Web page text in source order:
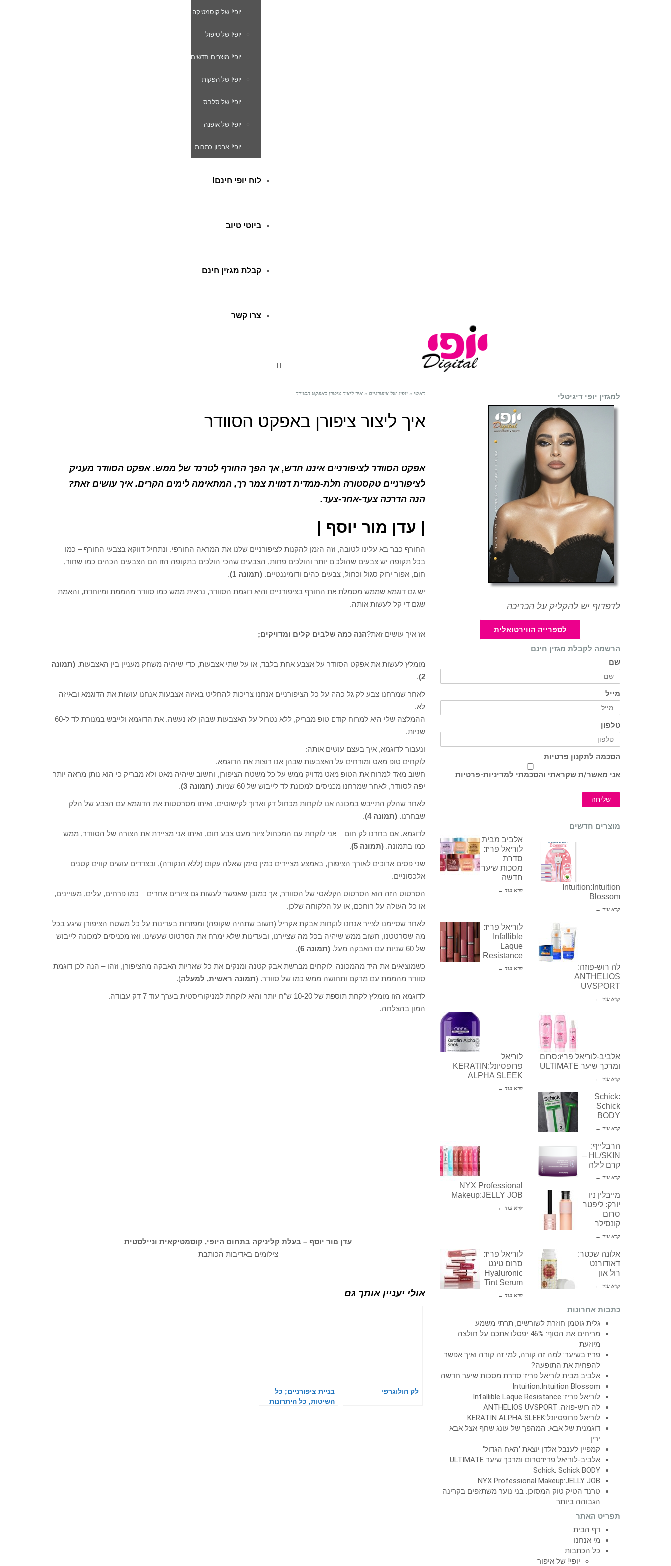
יופי! של קוסמטיקה
יופי! של טיפול
יופי! מוצרים חדשים
יופי! של הפקות
יופי! של סלבס
יופי! של אופנה
יופי! ארכיון כתבות
לוח יופי חינם!
ביוטי טיוב
קבלת מגזין חינם
צרו קשר
ראשי » יופי! של ציפורניים » איך ליצור ציפורן באפקט הסוודר
איך ליצור ציפורן באפקט הסוודר
אפקט הסוודר לציפורניים איננו חדש, אך הפך החורף לטרנד של ממש. אפקט הסוודר מעניק
לציפורניים טקסטורה תלת-ממדית דמוית צמר רך, המתאימה לימים הקרים. איך עושים זאת?
הנה הדרכה צעד-אחר-צעד.
| עדן מור יוסף |
החורף כבר בא עלינו לטובה, וזה הזמן להקנות לציפורניים שלנו את המראה החורפי. ונתחיל דווקא בצבעי החורף – כמו
בכל תקופה יש צבעים שהולכים יותר והולכים פחות, הצבעים שהכי הולכים בתקופה הזו הם הצבעים הכהים כמו שחור,
חום, אפור ירוק סגול וכחול, צבעים כהים ודומיננטיים. (תמונה 1) .
יש גם דוגמא שממש מסמלת את החורף בציפורניים והיא דוגמת הסוודר, נראית ממש כמו סוודר מהממת ומיוחדת, והאמת
שגם די קל לעשות אותה.
אז איך עושים זאת?הנה כמה שלבים קלים ומדויקים;
מומלץ לעשות את אפקט הסוודר על אצבע אחת בלבד, או על שתי אצבעות, כדי שיהיה משחק מעניין בין האצבעות. (תמונה
2)
.
לאחר שמרחנו צבע לק גל כהה על כל הציפורניים אנחנו צריכות להחליט באיזה אצבעות אנחנו עושות את הדוגמא ובאיזה
לא.
ההמלצה שלי היא למרוח קודם טופ מבריק, ללא נטרול על האצבעות שבהן לא נעשה. את הדוגמא ולייבש במנורת לד ל-60
שניות.
ונעבור לדוגמא, איך בעצם עושים אותה:
לוקחים טופ מאט ומורחים על האצבעות שבהן אנו רוצות את הדוגמא.
חשוב מאד למרוח את הטופ מאט מדויק ממש על כל משטח הציפורן, וחשוב שיהיה מאט ולא מבריק כי הוא נותן מראה יותר
יפה לסוודר, לאחר שמרחנו מכניסים למכונת לד לייבוש של 60 שניות.
(תמונה 3) .
לאחר שהלק התייבש במכונה אנו לוקחות מכחול דק וארוך לקישוטים, ואיתו מסרטטות את הדוגמא עם הצבע של הלק
שבחרנו. (תמונה 4) .
לדוגמא, אם בחרנו לק חום – אני לוקחת עם המכחול ציור מעט צבע חום, ואיתו אני מציירת את הצורה של הסוודר, ממש
כמו בתמונה. (תמונה 5) .
שני פסים ארוכים לאורך הציפורן, באמצע מציירים כמין סימן שאלה עקום (ללא הנקודה), ובצדדים עושים קווים קטנים
אלכסוניים.
הסרטוט הזה הוא הסרטוט הקלאסי של הסוודר, אך כמובן שאפשר לעשות גם ציורים אחרים – כמו פרחים, עלים, מעויינים,
או כל העולה על רוחכם, או על הלקוחה שלכן.
לאחר שסיימנו לצייר אנחנו לוקחות אבקת אקריל (חשוב שתהיה שקופה) ומפזרות בעדינות על כל משטח הציפורן שיגע בכל
מה שסרטטנו, חשוב ממש שיהיה בכל מה שציירנו, ובעדינות שלא ימרח את הסרטוט שעשינו. ואז מכניסים למכונה לייבוש
של 60 שניות עם האבקה מעל.
(תמונה 6) .
כשמוציאים את היד מהמכונה, לוקחים מברשת אבק קטנה ומנקים את כל שאריות האבקה מהציפורן, וזהו – הנה לכן דוגמת
סוודר מהממת עם מרקם ותחושה ממש כמו של סוודר. (תמונה ראשית, למעלה).
לדוגמא הזו מומלץ לקחת תוספת של 10-20 ש"ח יותר והיא לוקחת למניקוריסטית בערך עוד 7 דק עבודה.
המון בהצלחה.
עדן מור יוסף – בעלת קליניקה בתחום היופי, קוסמטיקאית וניילסטית
צילומים באדיבות הכותבת
אולי יעניין אותך גם
לק הולוגרפי
בניית ציפורניים; כל
השיטות, כל היתרונות
למגזין יופי דיגיטלי
לדפדוף יש להקליק על הכריכה
לספרייה הווירטואלית
הרשמה לקבלת מגזין חינם
שם
מייל
טלפון
הסכמה לתקנון פרטיות
אני מאשר/ת שקראתי והסכמתי למדיניות-פרטיות
שליחה
מוצרים חדשים
אלביב מבית
לוריאל פריז:
סדרת
מסכות שיער
חדשה
קרא עוד ←
Intuition:Intuition
Blossom
קרא עוד ←
לוריאל פריז:
Infallible
Laque
Resistance
קרא עוד ←
לה רוש-פוזה:
ANTHELIOS
UVSPORT
קרא עוד ←
לוריאל
פרופסיונל:KERATIN
ALPHA SLEEK
קרא עוד ←
אלביב-לוריאל פריז:סרום
ומרכך שיער ULTIMATE
קרא עוד ←
Schick:
Schick
BODY
קרא עוד ←
NYX Professional
Makeup:JELLY JOB
קרא עוד ←
הרבלייף:
HL/SKIN –
קרם לילה
קרא עוד ←
מייבלין ניו
יורק: ליפטר
סרום
קונסילר
קרא עוד ←
לוריאל פריז:
סרום טינט
Hyaluronic
Tint Serum
קרא עוד ←
אלונה שכטר:
דאודורנט
רול און
קרא עוד ←
כתבות אחרונות
גלית גוטמן חוזרת לשורשים, תרתי משמע
מריחים את הסוף: 46% יפסלו אתכם על חולצה
מיוזעת
פריז בשיער: למה זה קורה, למי זה קורה ואיך אפשר
להפחית את התופעה?
אלביב מבית לוריאל פריז: סדרת מסכות שיער חדשה
Intuition:Intuition Blossom
לוריאל פריז: Infallible Laque Resistance
לה רוש-פוזה: ANTHELIOS UVSPORT
לוריאל פרופסיונל:KERATIN ALPHA SLEEK
דוגמנית של אבא: המהפך של עונג שחף אצל אבא
ירין
קמפיין לענבל אלדן יוצאת 'האח הגדול'
אלביב-לוריאל פריז:סרום ומרכך שיער ULTIMATE
Schick: Schick BODY
NYX Professional Makeup:JELLY JOB
טרנד הטיק טוק המסוכן: בני נוער משתזפים בקרינה
הגבוהה ביותר
תפריט האתר
דף הבית
מי אנחנו
כל הכתבות
יופי! של איפור